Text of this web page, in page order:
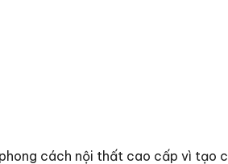
cách nội thất cao cấp vì tạo